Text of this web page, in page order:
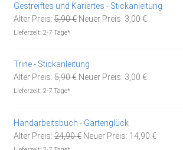
Gestreiftes und Kariertes - Stickanleitung
Alter Preis: 5,90€ Ursprünglicher
Neuer Preis: 3,00 €Aktueller
Lieferzeit: 2-7 Tage*
Trine - Stickanleitung
Alter Preis: 5,90€ Ursprünglicher
Neuer Preis: 3,00 €Aktueller
Lieferzeit: 2-7 Tage*
Handarbeitsbuch - Gartenglück
Alter Preis: 24,90€ Ursprünglicher
Neuer Preis: 14,90 €Aktueller